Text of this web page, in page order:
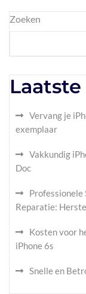
Zoeken
Vervang je
exemplaar
Vakkundig
Doc
Professionele
Reparatie:
Kosten voor
iPhone 6s
Snelle en